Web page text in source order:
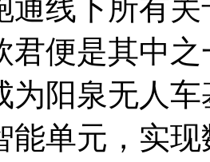
通线下所有
君便是其中
为阳泉无人
能单元，实